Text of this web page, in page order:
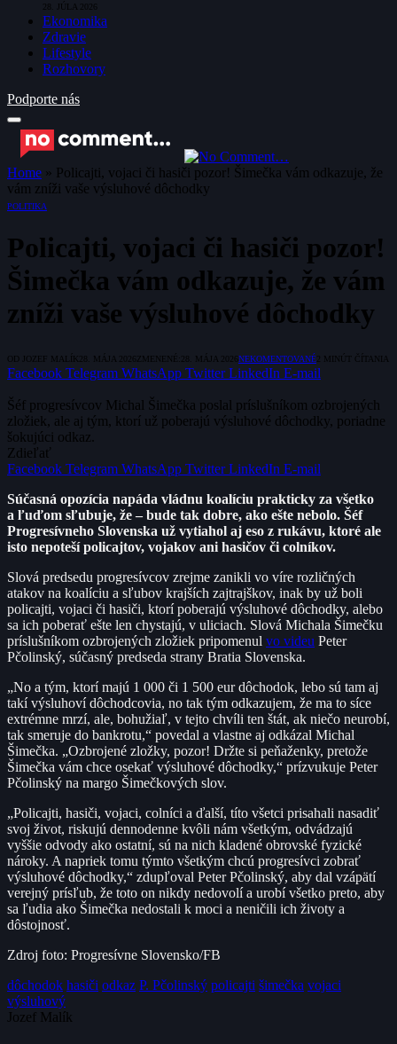
28. JÚLA 2026
Ekonomika
Zdravie
Lifestyle
Rozhovory
Podporte nás
Home » Policajti, vojaci či hasiči pozor! Šimečka vám odkazuje, že
vám zníži vaše výsluhové dôchodky
POLITIKA
Policajti, vojaci či hasiči pozor!
Šimečka vám odkazuje, že vám
zníži vaše výsluhové dôchodky
OD JOZEF MALÍK 28. MÁJA 2026 ZMENENÉ: 28. MÁJA 2026 NEKOMENTOVANÉ 2 MINÚT ČÍTANIA
Facebook Telegram WhatsApp Twitter LinkedIn E-mail
Šéf progresívcov Michal Šimečka poslal príslušníkom ozbrojených
zložiek, ale aj tým, ktorí už poberajú výsluhové dôchodky, poriadne
šokujúci odkaz.
Zdieľať
Facebook Telegram WhatsApp Twitter LinkedIn E-mail
Súčasná opozícia napáda vládnu koalíciu prakticky za všetko
a ľuďom sľubuje, že – bude tak dobre, ako ešte nebolo. Šéf
Progresívneho Slovenska už vytiahol aj eso z rukávu, ktoré ale
isto nepoteší policajtov, vojakov ani hasičov či colníkov.
Slová predsedu progresívcov zrejme zanikli vo víre rozličných
atakov na koalíciu a sľubov krajších zajtrajškov, inak by už boli
policajti, vojaci či hasiči, ktorí poberajú výsluhové dôchodky, alebo
sa ich poberať ešte len chystajú, v uliciach. Slová Michala Šimečku
príslušníkom ozbrojených zložiek pripomenul vo videu Peter
Pčolinský, súčasný predseda strany Bratia Slovenska.
„No a tým, ktorí majú 1 000 či 1 500 eur dôchodok, lebo sú tam aj
takí výsluhoví dôchodcovia, no tak tým odkazujem, že ma to síce
extrémne mrzí, ale, bohužiaľ, v tejto chvíli ten štát, ak niečo neurobí,
tak smeruje do bankrotu,“ povedal a vlastne aj odkázal Michal
Šimečka. „Ozbrojené zložky, pozor! Držte si peňaženky, pretože
Šimečka vám chce osekať výsluhové dôchodky,“ prízvukuje Peter
Pčolinský na margo Šimečkových slov.
„Policajti, hasiči, vojaci, colníci a ďalší, títo všetci prisahali nasadiť
svoj život, riskujú dennodenne kvôli nám všetkým, odvádzajú
vyššie odvody ako ostatní, sú na nich kladené obrovské fyzické
nároky. A napriek tomu týmto všetkým chcú progresívci zobrať
výsluhové dôchodky,“ zdupľoval Peter Pčolinský, aby dal vzápätí
verejný prísľub, že toto on nikdy nedovolí a urobí všetko preto, aby
sa ľudia ako Šimečka nedostali k moci a neničili ich životy a
dôstojnosť.
Zdroj foto: Progresívne Slovensko/FB
dôchodok hasiči odkaz P. Pčolinský policajti šimečka vojaci
výsluhový
Jozef Malík